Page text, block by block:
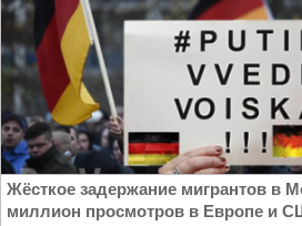
Жёсткое задержание мигрантов в
миллион просмотров в Европе и